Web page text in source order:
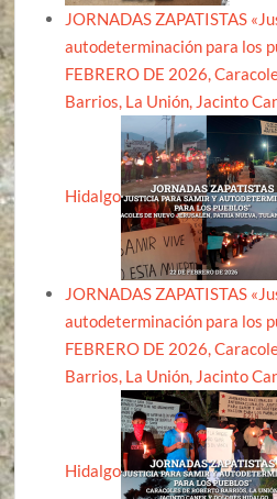
JORNADAS ZAPATISTAS
autodeterminación para los
FEBRERO DE 2026,
Barrios, La Unión, Jacinto
Hidalgo
JORNADAS ZAPATISTAS
autodeterminación para los
FEBRERO DE 2026,
Barrios, La Unión, Jacinto
Hidalgo